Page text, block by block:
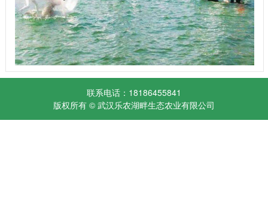
联系电话：18186455841
版权所有 © 武汉乐农湖畔生态农业有限公司